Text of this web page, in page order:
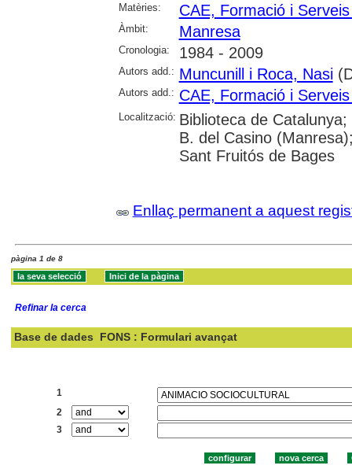
Matèries:
CAE, Formació i
Àmbit: Manresa
Cronologia: 1984 - 2009
Autors add.: Muncunill i Roca, Nasi
Autors add.: CAE, Formació i
Localització: Biblioteca de
B. del Casino
Sant Fruitós de Bages
Enllaç permanent a aquest
pàgina 1 de 8
Refinar la cerca
Base de dades FONS : Formulari avançat
1
2
3